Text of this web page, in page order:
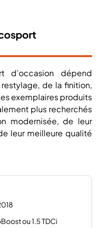
d’occasion dépend
de la finition,
exemplaires produits
plus recherchés
modernisée, de leur
leur meilleure qualité
ou 1.5 TDCi